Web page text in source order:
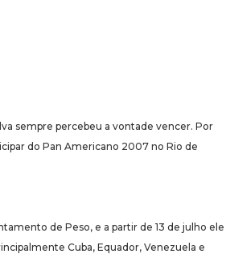
sempre percebeu a vontade vencer. Por
do Pan Americano 2007 no Rio de
de Peso, e a partir de 13 de julho ele
Cuba, Equador, Venezuela e